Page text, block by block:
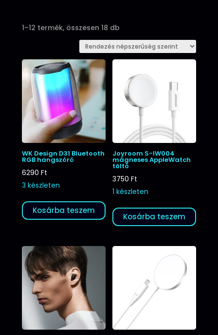
1–12 termék, összesen 18 dbSorted
by
popularity
WK Design D31 Bluetooth
RGB hangszóró
6290 Ft
3 készleten
Kosárba teszem
Joyroom S-IW004
mágneses AppleWatch
töltő
3750Ft
1 készleten
Kosárba teszem